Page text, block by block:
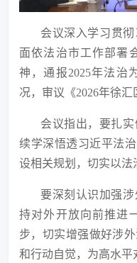
会议深入学习贯
面依法治市工作部署
神，通报2025年法治
况，审议《2026年徐汇
会议指出，要扎
续学深悟透习近平法
设相关规划，切实以法
要深刻认识加强
持对外开放向前推进
步，切实增强做好涉
和行动自觉，为高水平